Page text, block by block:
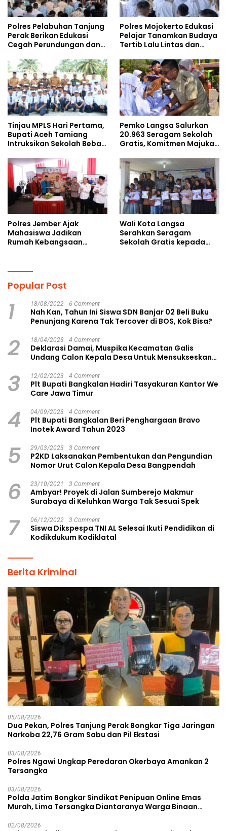
Polres Pelabuhan Tanjung
Perak Berikan Edukasi
Cegah Perundungan dan
kepada Pelajar MPLS
Polres Mojokerto Edukasi
Pelajar Tanamkan Budaya
Tertib Lalu Lintas dan
Tinjau MPLS Hari Pertama,
Bupati Aceh Tamiang
Intruksikan Sekolah Bebas
Pemko Langsa Salurkan
20.963 Seragam Sekolah
Gratis, Komitmen Majukan
Polres Jember Ajak
Mahasiswa Jadikan
Rumah Kebangsaan
Wali Kota Langsa
Serahkan Seragam
Sekolah Gratis kepada
Popular Post
1 18/08/2022 6 Comment
Nah Kan, Tahun Ini Siswa SDN Banjar 02 Beli Buku
Penunjang Karena Tak Tercover di BOS, Kok Bisa?
2 18/04/2023 4 Comment
Deklarasi Damai, Muspika Kecamatan Galis
Undang Calon Kepala Desa Untuk Mensukseskan
3 12/02/2023 4 Comment
Plt Bupati Bangkalan Hadiri Tasyakuran Kantor We
Care Jawa Timur
4 04/09/2023 4 Comment
Plt Bupati Bangkalan Beri Penghargaan Bravo
Inotek Award Tahun 2023
5 29/03/2023 3 Comment
P2KD Laksanakan Pembentukan dan Pengundian
Nomor Urut Calon Kepala Desa Bangpendah
6 23/10/2021 3 Comment
Ambyar! Proyek di Jalan Sumberejo Makmur
Surabaya di Keluhkan Warga Tak Sesuai Spek
7 06/12/2022 3 Comment
Siswa Dikspespa TNI AL Selesai Ikuti Pendidikan di
Kodikdukum Kodiklatal
Berita Kriminal
05/08/2026
Dua Pekan, Polres Tanjung Perak Bongkar Tiga Jaringan
Narkoba 22,76 Gram Sabu dan Pil Ekstasi
03/08/2026
Polres Ngawi Ungkap Peredaran Okerbaya Amankan 2
Tersangka
03/08/2026
Polda Jatim Bongkar Sindikat Penipuan Online Emas
Murah, Lima Tersangka Diantaranya Warga Binaan
02/08/2026